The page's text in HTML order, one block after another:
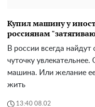
Купил машину у
россиянам
В россии всегда
чуточку
машина. Или желание
жить
13:40 08.02